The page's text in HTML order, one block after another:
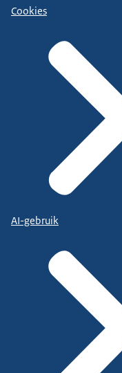
Cookies
AI-gebruik